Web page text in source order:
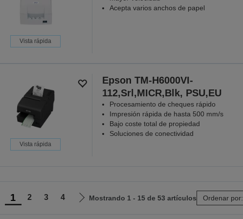
Vista rápida
Acepta varios anchos de papel
Vista rápida
Epson TM-H6000VI-
112,Srl,MICR,Blk, PSU,EU
Procesamiento de cheques rápido
Impresión rápida de hasta 500 mm/s
Bajo coste total de propiedad
Soluciones de conectividad
1 2 3 4
Ir
Mostrando 1 - 15 de 53 artículos Ordenar por: